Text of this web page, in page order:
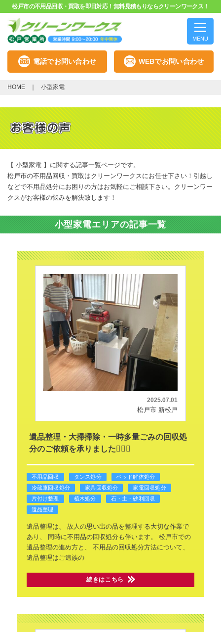
松戸市の不用品回収・買取を即日対応！無料見積もりならクリーンワークス！
MENU
電話でお問い合わせ WEBでお問い合わせ
HOME 小型家電
【 小型家電 】に関する記事一覧ページです。
松戸市の不用品回収・買取はクリーンワークスにお任せ下さい！引越し
などで不用品処分にお困りの方はお気軽にご相談下さい。クリーンワー
クスがお客様の悩みを解決致します！
小型家電エリアの記事一覧
2025.07.01
松戸市 新松戸
遺品整理・大掃掃除・一時多量ごみの回収処
分のご依頼を承りました🙇🏻‍♂️
不用品回収 タンス処分
ベッド解体処分
冷蔵庫回収処分
家具回収処分
家電回収処分
片付け整理
植木処分
石・土・砂利回収
遺品整理
遺品整理は、
故人の思い出の品を整理する大切な作業で
あり、
同時に不用品の回収処分も伴います。
松戸市での
遺品整理の進め方と、
不用品の回収処分方法について、
遺品整理はご遺族の
続きはこちら